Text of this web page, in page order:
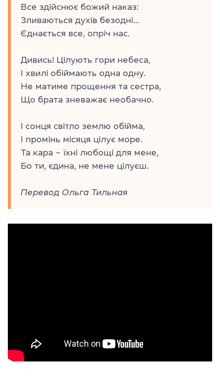
Все здійснює божий наказ:
Зливаються духів безодні...
Єднається все, опріч нас.
Дивись! Цілують гори небеса,
І хвилі обіймають одна одну.
Не матиме прощення та сестра,
Що брата зневажає необачно.
І сонця світло землю обійма,
І промінь місяця цілує море.
Та кара – їхні любощі для мене,
Бо ти, єдина, не мене цілуєш.
Перевод Ольга Тильная